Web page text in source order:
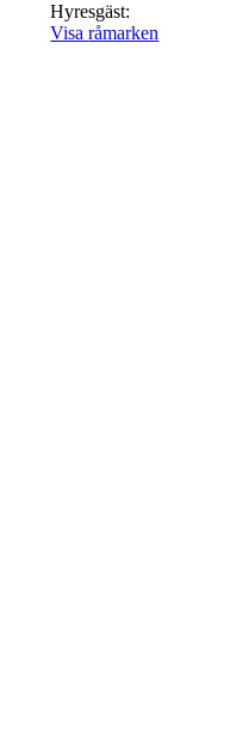
Hyresgäst:
Visaråmarken